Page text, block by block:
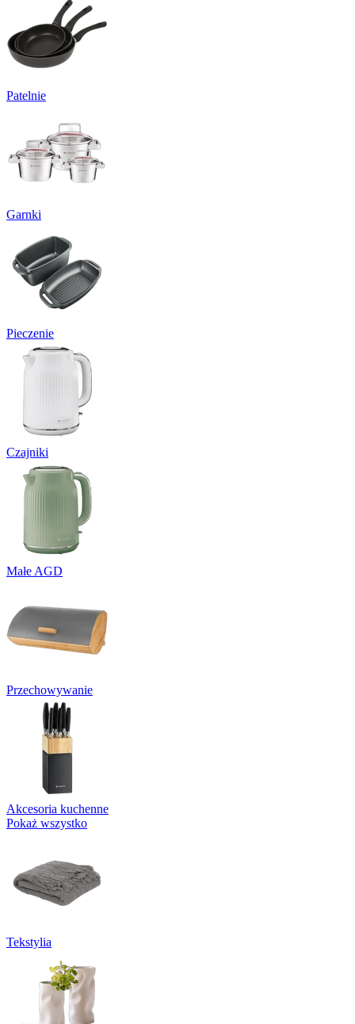
Patelnie
Garnki
Pieczenie
Czajniki
Małe AGD
Przechowywanie
Akcesoria kuchenne
Pokaż wszystko
Tekstylia